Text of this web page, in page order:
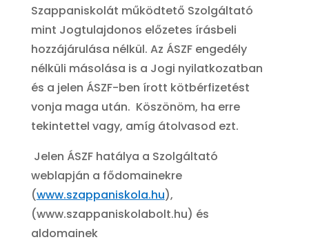
Szappaniskolát működtető Szolgáltató
mint Jogtulajdonos előzetes írásbeli
hozzájárulása nélkül. Az ÁSZF engedély
nélküli másolása is a Jogi nyilatkozatban
és a jelen ÁSZF-ben írott kötbérfizetést
vonja maga után. Köszönöm, ha erre
tekintettel vagy, amíg átolvasod ezt.
Jelen ÁSZF hatálya a Szolgáltató
weblapján a fődomainekre
(www.szappaniskola.hu),
(www.szappaniskolabolt.hu) és
aldomainek